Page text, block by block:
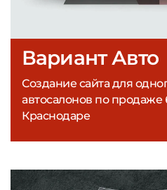
Вариант Авто
Создание сайта для
автосалонов по продаже
Краснодаре